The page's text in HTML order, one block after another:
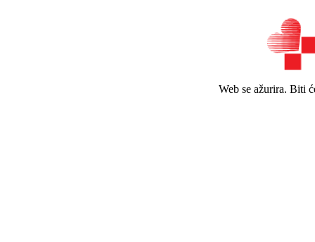
Web se ažurira. Biti